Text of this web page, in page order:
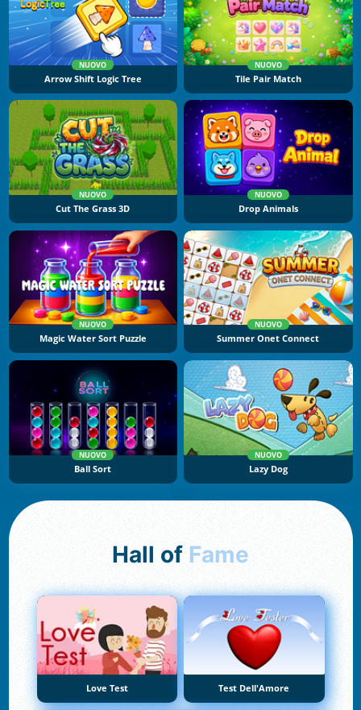
NUOVO
Arrow Shift Logic Tree
NUOVO
Tile Pair Match
NUOVO
Cut The Grass 3D
NUOVO
Drop Animals
NUOVO
Magic Water Sort Puzzle
NUOVO
Summer Onet Connect
NUOVO
Ball Sort
NUOVO
Lazy Dog
Hall of Fame
Love Test Test Dell'Amore